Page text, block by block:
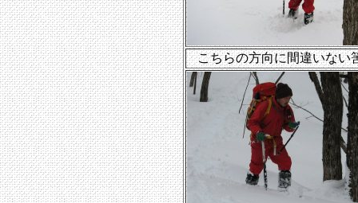
こちらの方向に間違いない